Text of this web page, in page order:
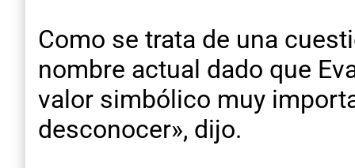
Como se trata de una
nombre actual dado que
valor simbólico muy
desconocer», dijo.